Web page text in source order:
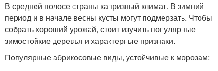
В средней полосе страны капризный климат. В зимний
период и в начале весны кусты могут подмерзать. Чтобы
собрать хороший урожай, стоит изучить популярные
зимостойкие деревья и характерные признаки.
Популярные абрикосовые виды, устойчивые к морозам: